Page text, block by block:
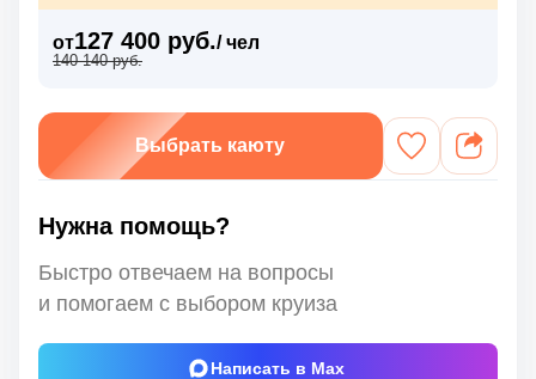
от127 400 руб./ чел
140 140 руб.
Выбрать каюту
Нужна помощь?
Быстро отвечаем на вопросы
и помогаем с выбором круиза
Написать в Max